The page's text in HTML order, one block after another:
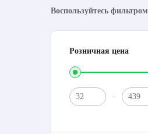
Воспользуйтесь фильтром
Розничная цена